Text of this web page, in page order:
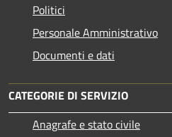
Politici
Personale Amministrativo
Documenti e dati
CATEGORIE DI SERVIZIO
Anagrafe e stato civile